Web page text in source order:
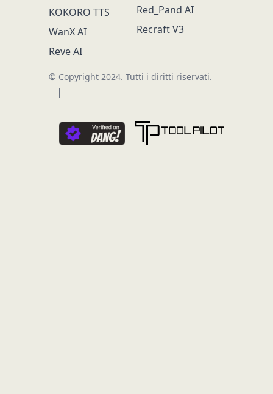
KOKORO TTS
WanX AI
Reve AI
Red_Pand AI
Recraft V3
© Copyright 2024. Tutti i diritti riservati.